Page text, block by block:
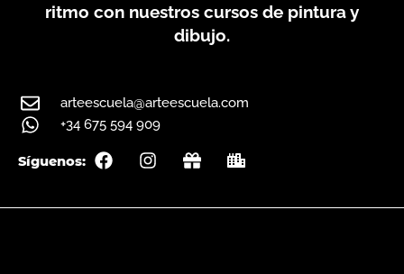
Síguenos en Instagram…
ritmo con nuestros cursos de pintura y
dibujo.
arteescuela@arteescuela.com
+34 675 594 909
Síguenos:
F
a
e
I
n
t
G
i
t
C
i
y